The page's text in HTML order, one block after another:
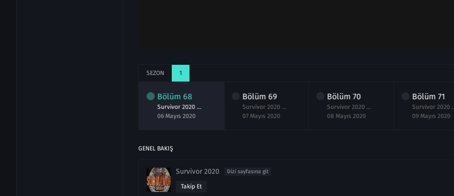
SEZON 1
Bölüm 68
Survivor 2020 68.Bölüm izle 6 Mayıs 2020
06 Mayıs 2020
Bölüm 69
Survivor 2020 69.Bölüm izle 7 Mayıs 2020
07 Mayıs 2020
Bölüm70
Survivor 2020 70.Bölüm izle 8 Mayıs 2020
08 Mayıs 2020
Bölüm71
Survivor
09 Mayıs 2020
GENEL BAKIŞ
Survivor 2020 Dizi sayfasına git
Takip Et